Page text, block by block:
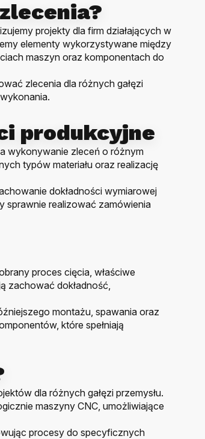
projekty dla firm działających w
elementy wykorzystywane między
maszyn oraz komponentach do
zlecenia dla różnych gałęzi
produkcyjne
wykonywanie zleceń o różnym
typów materiału oraz realizację
dokładności wymiarowej
sprawnie realizować zamówienia
proces cięcia, właściwe
zachować dokładność,
montażu, spawania oraz
które spełniają
dla różnych gałęzi przemysłu.
maszyny CNC, umożliwiające
procesy do specyficznych